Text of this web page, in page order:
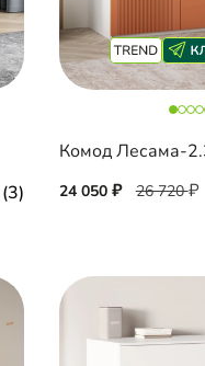
(3) 24 050 26 720